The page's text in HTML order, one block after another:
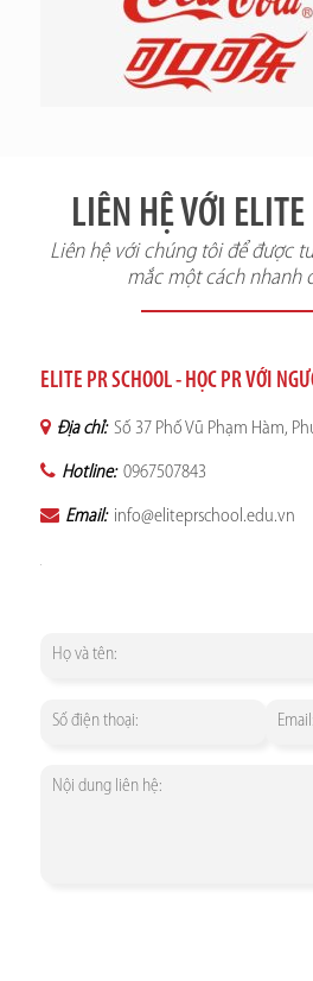
LIÊN HỆ VỚI ELITE
Liên hệ với chúng tôi để được
mắc một cách nhanh
ELITE PR SCHOOL - HỌC PR VỚI
Địa chỉ: Số 37 Phố Vũ Phạm Hàm,
Hotline: 0967507843
Email: info@eliteprschool.edu.vn